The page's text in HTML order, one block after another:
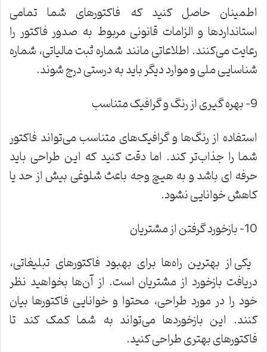
اطمینان حاصل کنید که فاکتورهای شما تمامی
استانداردها و الزامات قانونی مربوط به صدور فاکتور را
رعایت می‌کنند. اطلاعاتی مانند شماره ثبت مالیاتی، شماره
شناسایی ملی و موارد دیگر باید به درستی درج شوند.
9- بهره‌ گیری از رنگ و گرافیک متناسب
استفاده از رنگ‌ها و گرافیک‌های متناسب می‌تواند فاکتور
شما را جذاب‌تر کند. اما دقت کنید که این طراحی باید
حرفه ‌ای باشد و به هیچ وجه باعث شلوغی بیش از حد یا
کاهش خوانایی نشود.
10- بازخورد گرفتن از مشتریان
یکی از بهترین راه‌ها برای بهبود فاکتورهای تبلیغاتی،
دریافت بازخورد از مشتریان است. از آن‌ها بخواهید نظر
خود را در مورد طراحی، محتوا و خوانایی فاکتورها بیان
کنند. این بازخوردها می‌تواند به شما کمک کند تا
فاکتورهای بهتری طراحی کنید.